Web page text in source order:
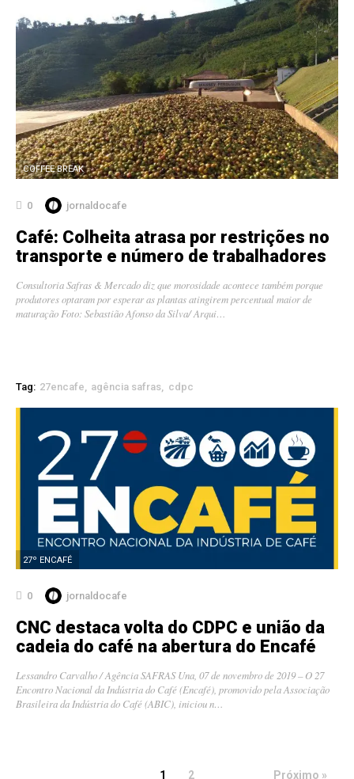
COFFEE BREAK
0 jornaldocafe
Café: Colheita atrasa por restrições no
transporte e número de trabalhadores
Consultoria Safras & Mercado diz que morosidade acontece também porque
produtores optaram por esperar as plantas atingirem percentual maior de
maturação Foto: Sebastião Afonso da Silva/ Arqui…
Tag: 27encafe agência safras cdpc
27º ENCAFÉ
0 jornaldocafe
CNC destaca volta do CDPC e união da
cadeia do café na abertura do Encafé
Lessandro Carvalho / Agência SAFRAS Una, 07 de novembro de 2019 – O 27
Encontro Nacional da Indústria do Café (Encafé), promovido pela Associação
Brasileira da Indústria do Café (ABIC), iniciou n…
1 2 Próximo »